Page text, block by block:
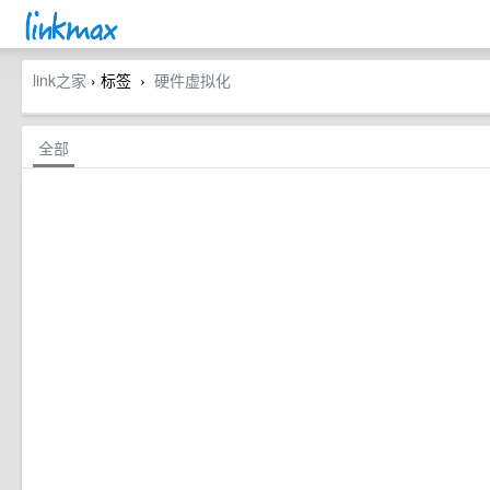
link之家 › 标签 › 硬件虚拟化
全部